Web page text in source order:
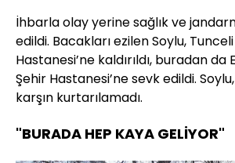
İhbarla olay yerine sağlık ve
edildi. Bacakları ezilen Soylu,
Hastanesi’ne kaldırıldı, buradan da
Şehir Hastanesi’ne sevk edildi.
karşın kurtarılamadı.
"BURADA HEP KAYA GELİYOR"